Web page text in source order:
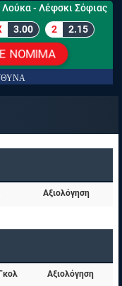
- Λέφσκι Σόφιας
3.00 2 2.15
ΝΟΜΙΜΑ
Αξιολόγηση
Αξιολόγηση